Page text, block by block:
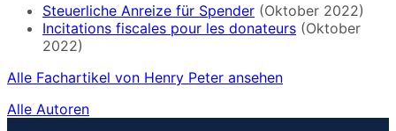
Steuerliche Anreize für Spender (Oktober 2022)
Incitations fiscales pour les donateurs (Oktober
2022)
Alle Fachartikel von Henry Peter ansehen
Alle Autoren